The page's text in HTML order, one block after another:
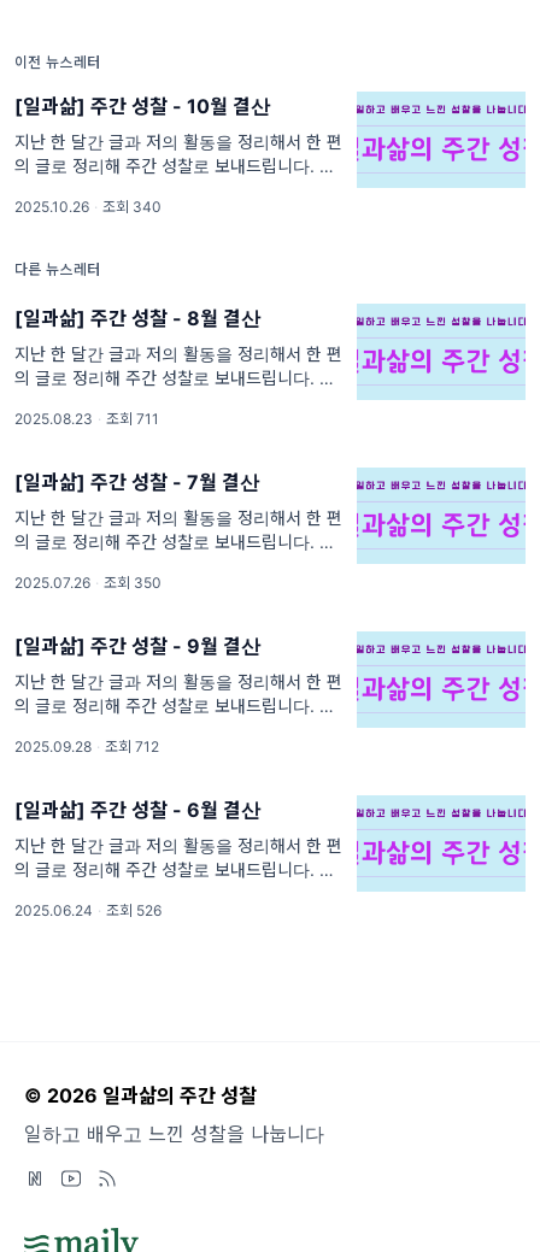
이전 뉴스레터
[일과삶] 주간 성찰 - 10월 결산
지난 한 달간 글과 저의 활동을 정리해서 한 편
의 글로 정리해 주간 성찰로 보내드립니다. 나
었을지도 모르겠습니다. 그러 대한민국 교육
2025.10.26 · 조회 340
다른 뉴스레터
[일과삶] 주간 성찰 - 8월 결산
지난 한 달간 글과 저의 활동을 정리해서 한 편
의 글로 정리해 주간 성찰로 보내드립니다. 나
엄마의 쪽지를 보고 환하게 웃는 아이의 모
2025.08.23 · 조회 711
[일과삶] 주간 성찰 - 7월 결산
지난 한 달간 글과 저의 활동을 정리해서 한 편
의 글로 정리해 주간 성찰로 보내드립니다. 나
가 즐겨 했던 놀이는 ‘도서관 놀이’였습니
2025.07.26 · 조회 350
[일과삶] 주간 성찰 - 9월 결산
지난 한 달간 글과 저의 활동을 정리해서 한 편
의 글로 정리해 주간 성찰로 보내드립니다. 나
한 과일은 단연 딸기입니다. 어렸을 때는 과
2025.09.28 · 조회 712
[일과삶] 주간 성찰 - 6월 결산
지난 한 달간 글과 저의 활동을 정리해서 한 편
의 글로 정리해 주간 성찰로 보내드립니다. 나
동이 가볍게 느껴집니다. 청소 후의 개운함
2025.06.24 · 조회 526
© 2026 일과삶의 주간 성찰
일하고 배우고 느낀 성찰을 나눕니다